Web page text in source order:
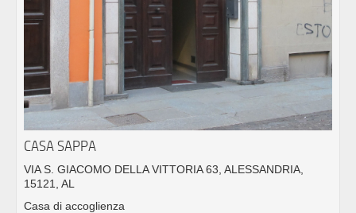
CASA SAPPA
VIA S. GIACOMO DELLA VITTORIA 63, ALESSANDRIA,
15121, AL
Casa di accoglienza